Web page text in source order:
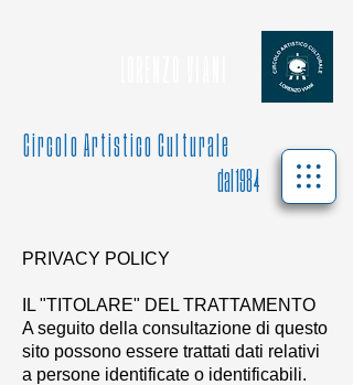
C i r c o l o A r t i s t i c o C u l t u r a l e
dal 1984
PRIVACY POLICY
IL "TITOLARE" DEL TRATTAMENTO
A seguito della consultazione di questo
sito possono essere trattati dati relativi
a persone identificate o identificabili.